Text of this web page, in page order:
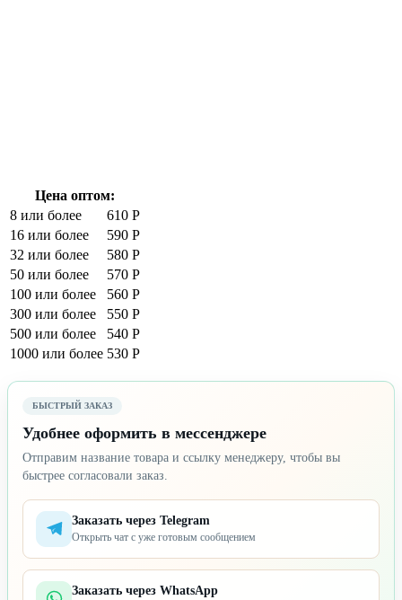
Цена оптом:
8 или более
610 Р
16 или более
590 Р
32 или более
580 Р
50 или более
570 Р
100 или более
560 Р
300 или более
550 Р
500 или более
540 Р
1000 или более 530 Р
БЫСТРЫЙ ЗАКАЗ
Удобнее оформить в мессенджере
Отправим название товара и ссылку менеджеру, чтобы вы
быстрее согласовали заказ.
Заказать через Telegram
Открыть чат с уже готовым сообщением
Заказать через WhatsApp